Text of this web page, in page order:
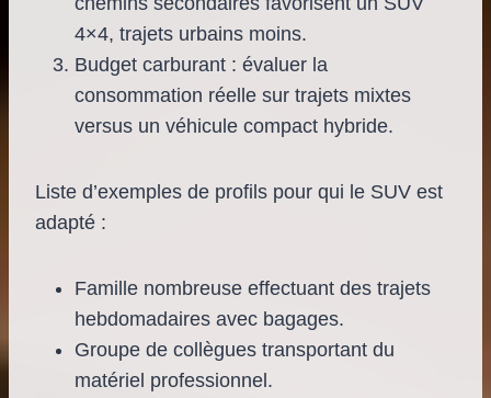
4×4, trajets urbains moins.
Budget carburant : évaluer la
consommation réelle sur trajets mixtes
versus un véhicule compact hybride.
Liste d’exemples de profils pour qui le SUV est
adapté :
Famille nombreuse effectuant des trajets
hebdomadaires avec bagages.
Groupe de collègues transportant du
matériel professionnel.